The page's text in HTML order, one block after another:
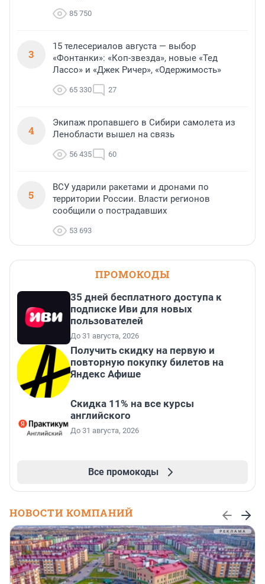
85 750
3
15 телесериалов августа — выбор
«Фонтанки»: «Коп-звезда», новые «Тед
Лассо» и «Джек Ричер», «Одержимость»
65 330 27
4
Экипаж пропавшего в Сибири самолета из
Ленобласти вышел на связь
56 435 60
5
ВСУ ударили ракетами и дронами по
территории России. Власти регионов
сообщили о пострадавших
53 693
ПРОМОКОДЫ
35 дней бесплатного доступа к
подписке Иви для новых
пользователей
До 31 августа, 2026
Получить скидку на первую и
повторную покупку билетов на
Яндекс Афише
Скидка 11% на все курсы
английского
До 31 августа, 2026
Все промокоды
НОВОСТИ КОМПАНИЙ